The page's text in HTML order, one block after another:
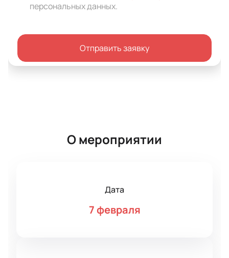
персональных данных.
Отправить заявку
О мероприятии
Дата
7 февраля